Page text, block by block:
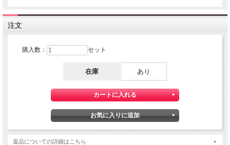
注文
購入数： セット
在庫 あり
返品についての詳細はこちら